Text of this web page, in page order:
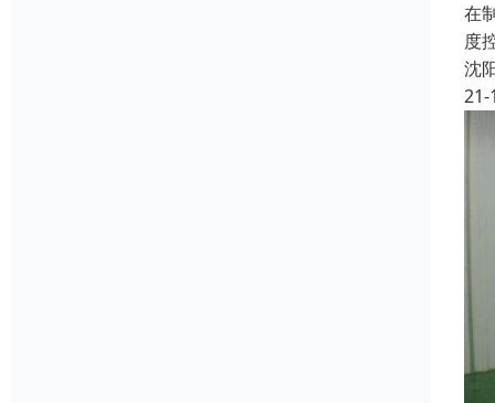
在
度
沈
21-